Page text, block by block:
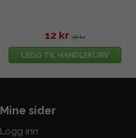
12 kr 38 kr
LEGG TIL HANDLEKURV
Mine sider
Logg inn